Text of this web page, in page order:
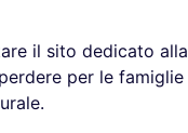
il sito dedicato alla
per le famiglie